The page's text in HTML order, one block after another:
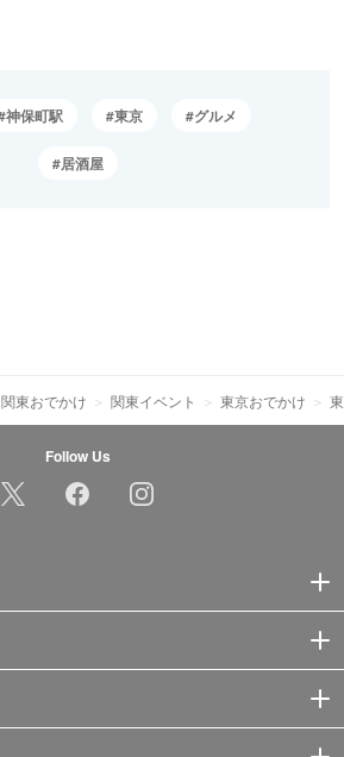
神保町駅 東京 グルメ
居酒屋
関東おでかけ 関東イベント 東京おでかけ
Follow Us